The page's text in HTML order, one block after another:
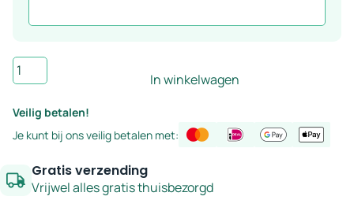
Wandtegel
zilvergrijs
7,5x30
-
serie
Lord
In winkelwagen
Veilig betalen!
Je kunt bij ons veilig betalen met:
Gratis verzending
Vrijwel alles gratis thuisbezorgd